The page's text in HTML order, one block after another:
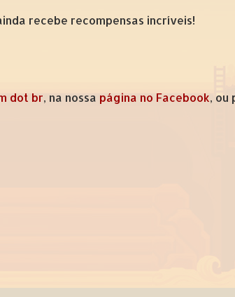
recebe recompensas incríveis!
dot br, na nossa página no Facebook, ou